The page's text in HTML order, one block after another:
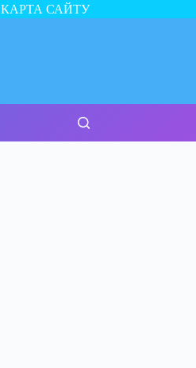
КАРТА САЙТУ